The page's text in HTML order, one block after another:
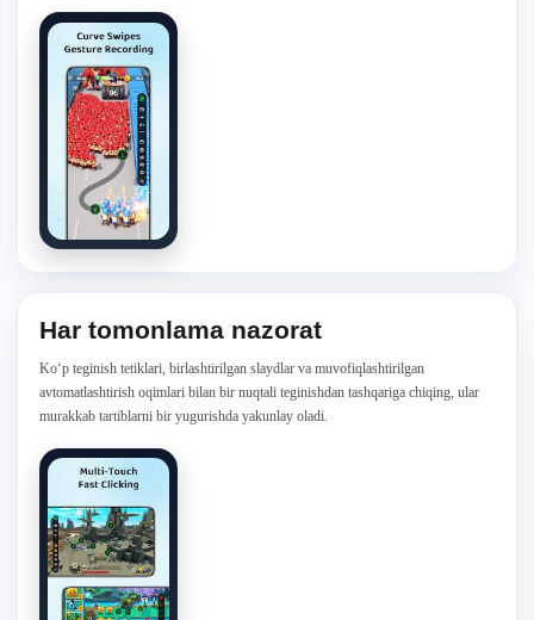
Har tomonlama nazorat
Ko‘p teginish tetiklari, birlashtirilgan slaydlar va muvofiqlashtirilgan
avtomatlashtirish oqimlari bilan bir nuqtali teginishdan tashqariga chiqing, ular
murakkab tartiblarni bir yugurishda yakunlay oladi.